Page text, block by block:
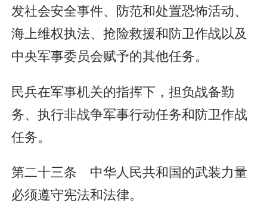
发社会安全事件、防范和处置恐怖活动、
海上维权执法、抢险救援和防卫作战以及
中央军事委员会赋予的其他任务。
民兵在军事机关的指挥下，担负战备勤
务、执行非战争军事行动任务和防卫作战
任务。
第二十三条 中华人民共和国的武装力量
必须遵守宪法和法律。